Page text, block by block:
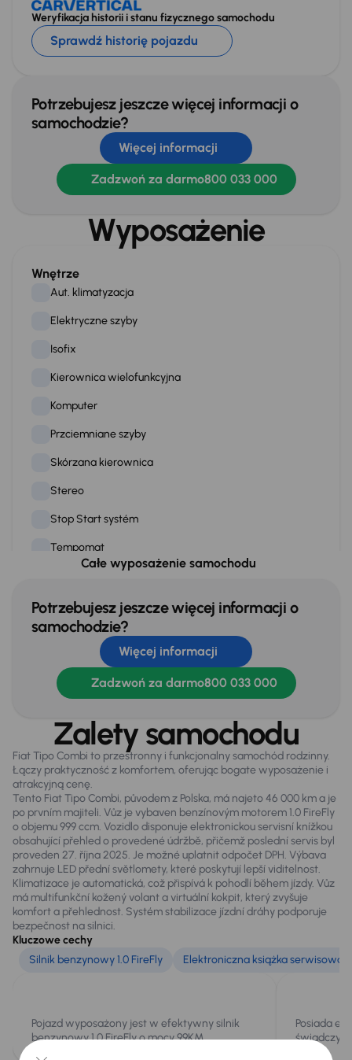
Weryfikacja historii i stanu fizycznego samochodu
Sprawdź historię pojazdu
Potrzebujesz jeszcze więcej informacji o
samochodzie?
Więcej informacji
Zadzwoń za darmo800 033 000
Wyposażenie
Wnętrze
Aut. klimatyzacja
Elektryczne szyby
Isofix
Kierownica wielofunkcyjna
Komputer
Przciemniane szyby
Skórzana kierownica
Stereo
Stop Start systém
Tempomat
Zamek centralny
Na zewnątrz
Czujniki parkowania prz. i tył
Relingi dachowe
Światła przeciwmgielne
Extra
Czujnik deszczu
Kamera cofania
Infotainment
Bluetooth
Całe wyposażenie samochodu
Potrzebujesz jeszcze więcej informacji o
samochodzie?
Więcej informacji
Zadzwoń za darmo800 033 000
Zalety samochodu
Fiat Tipo Combi to przestronny i funkcjonalny samochód rodzinny.
Łączy praktyczność z komfortem, oferując bogate wyposażenie i
atrakcyjną cenę.
Tento Fiat Tipo Combi, původem z Polska, má najeto 46 000 km a je
po prvním majiteli. Vůz je vybaven benzínovým motorem 1.0 FireFly
o objemu 999 ccm. Vozidlo disponuje elektronickou servisní knížkou
obsahující přehled o provedené údržbě, přičemž poslední servis byl
proveden 27. října 2025. Je možné uplatnit odpočet DPH. Výbava
zahrnuje LED přední světlomety, které poskytují lepší viditelnost.
Klimatizace je automatická, což přispívá k pohodlí během jízdy. Vůz
má multifunkční kožený volant a virtuální kokpit, který zvyšuje
komfort a přehlednost. Systém stabilizace jízdní dráhy podporuje
bezpečnost na silnici.
Kluczowe cechy
Silnik benzynowy 1.0 FireFly
Elektroniczna książka serwisowa
Pojazd wyposażony jest w efektywny silnik
benzynowy 1.0 FireFly o mocy 99KM.
Posiada
świadczy